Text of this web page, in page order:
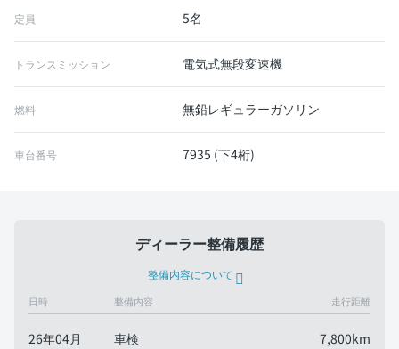
定員 5名
トランスミッション 電気式無段変速機
燃料 無鉛レギュラーガソリン
車台番号 7935 (下4桁)
ディーラー整備履歴
整備内容について
日時 整備内容 走行距離
26年04月 車検 7,800km